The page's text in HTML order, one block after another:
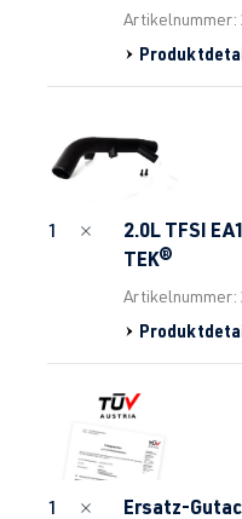
1
2.0L TFSI
TEK®
1 Ersatz-